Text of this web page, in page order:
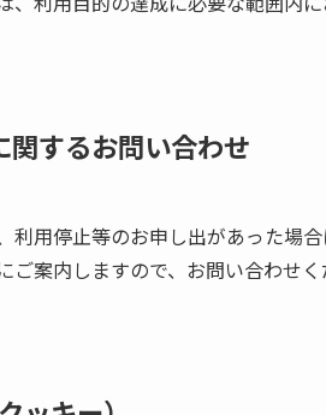
関するお問い合わせ
利用停止等のお申し出があった場
ご案内しますので、お問い合わせく